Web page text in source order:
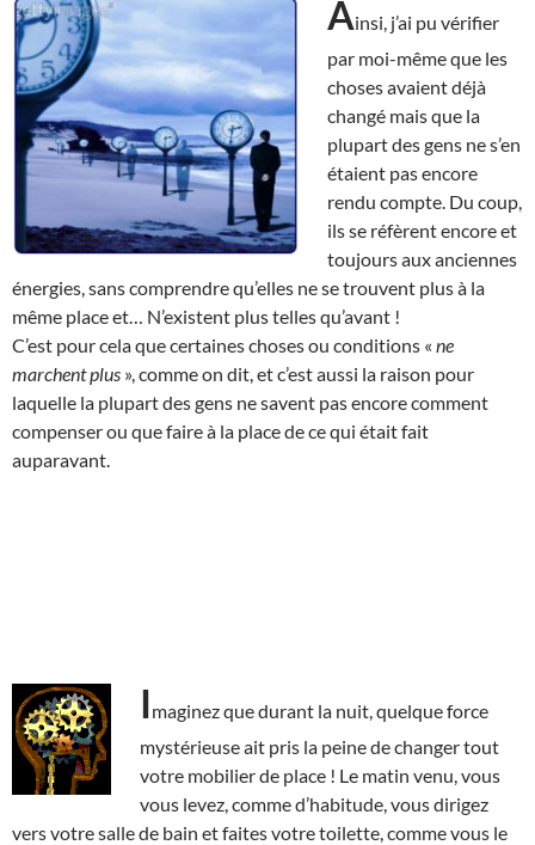
Ainsi, j’ai pu vérifier
par moi-même que les
choses avaient déjà
changé mais que la
plupart des gens ne s’en
étaient pas encore
rendu compte. Du coup,
ils se réfèrent encore et
toujours aux anciennes
énergies, sans comprendre qu’elles ne se trouvent plus à la
même place et… N’existent plus telles qu’avant !
C’est pour cela que certaines choses ou conditions « ne
marchent plus », comme on dit, et c’est aussi la raison pour
laquelle la plupart des gens ne savent pas encore comment
compenser ou que faire à la place de ce qui était fait
auparavant.
Imaginez que durant la nuit, quelque force
mystérieuse ait pris la peine de changer tout
votre mobilier de place ! Le matin venu, vous
vous levez, comme d’habitude, vous dirigez
vers votre salle de bain et faites votre toilette, comme vous le